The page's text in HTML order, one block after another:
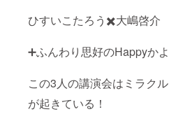
ひすいこたろう✖️大嶋啓介
➕ふんわり思好のHappyかよ
この3人の講演会はミラクル
が起きている！